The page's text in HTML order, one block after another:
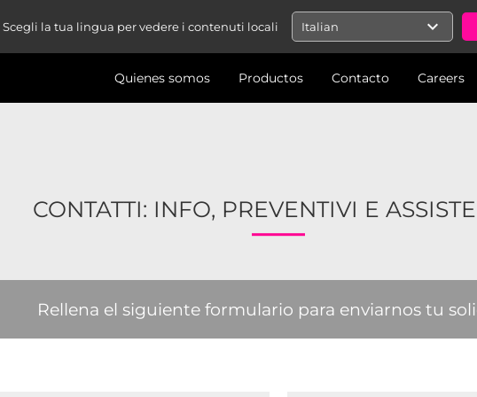
Scegli la tua lingua per vedere i contenuti locali Italian expand_more
Quienes somos Productos Contacto Careers
CONTATTI: INFO, PREVENTIVI E
Rellena el siguiente formulario para enviarnos tu